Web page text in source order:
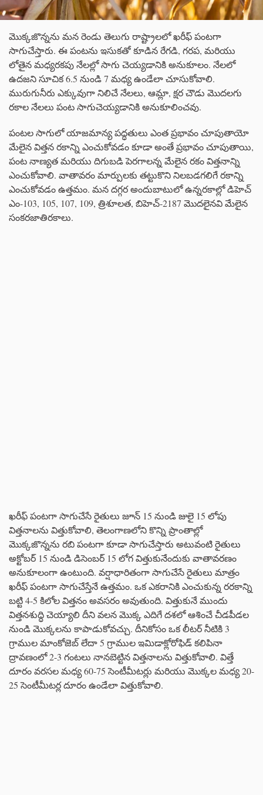
మొక్కజొన్నను మన రెండు తెలుగు రాష్ట్రాలలో ఖరీఫ్ పంటగా
సాగుచేస్తారు. ఈ పంటను ఇసుకతో కూడిన రేగడి, గరప, మరియు
లోతైన మధ్యరకపు నేలల్లో సాగు చెయ్యడానికి అనుకూలం. నేలలో
ఉదజని సూచిక 6.5 నుండి 7 మధ్య ఉండేలా చూసుకోవాలి.
మురుగునీరు ఎక్కువుగా నిలిచే నేలలు, ఆమ్లా, క్షర చౌడు మొదలగు
రకాల నేలలు పంట సాగుచెయ్యడానికి అనుకూలించవు.
పంటల సాగులో యాజమాన్య పద్ధతులు ఎంత ప్రభావం చూపుతాయో
మేలైన విత్తన రకాన్ని ఎంచుకోవడం కూడా అంతే ప్రభావం చూపుతాయి,
పంట నాణ్యత మరియు దిగుబడి పెరగాలన్న మేలైన రకం విత్తనాన్ని
ఎంచుకోవాలి. వాతావరం మార్పులకు తట్టుకొని నిలబడగలిగే రకాన్ని
ఎంచుకోవడం ఉత్తమం. మన దగ్గర అందుబాటులో ఉన్నరకాల్లో డిహెచ్
ఎం-103, 105, 107, 109, త్రిశూలత, బిహెచ్-2187 మొదలైనవి మేలైన
సంకరజాతిరకాలు.
ఖరీఫ్ పంటగా సాగుచేసే రైతులు జూన్ 15 నుండి జులై 15 లోపు
విత్తనాలను విత్తుకోవాలి, తెలంగాణలోని కొన్ని ప్రాంతాల్లో
మొక్కజొన్నను రబి పంటగా కూడా సాగుచేస్తారు అటువంటి రైతులు
అక్టోబర్ 15 నుండి డిసెంబర్ 15 లోగ విత్తుకునేందుకు వాతావరణం
అనుకూలంగా ఉంటుంది. వర్షాధారితంగా సాగుచేసే రైతులు మాత్రం
ఖరీఫ్ పంటగా సాగుచేస్తేనే ఉత్తమం. ఒక ఎకరానికి ఎంచుకున్న రరకాన్ని
బట్టి 4-5 కిలోల విత్తనం అవసరం అవుతుంది. విత్తుకునే ముందు
విత్తనశుద్ధి చెయ్యాలి దీని వలన మొక్క ఎదిగే దశలో ఆశించే చీడపీడల
నుండి మొక్కలను కాపాడుకోవచ్చు. దీనికోసం ఒక లీటర్ నీటికి 3
గ్రాముల మాంకోజెబ్ లేదా 5 గ్రాముల ఇమిడాక్లోరోఫిడ్ కలిపినా
ద్రావణంలో 2-3 గంటలు నానబెట్టిన విత్తనాలను విత్తుకోవాలి. విత్తే
దూరం వరసల మధ్య 60-75 సెంటీమీటర్లు మరియు మొక్కల మధ్య 20-
25 సెంటీమీటర్ల దూరం ఉండేలా విత్తుకోవాలి.